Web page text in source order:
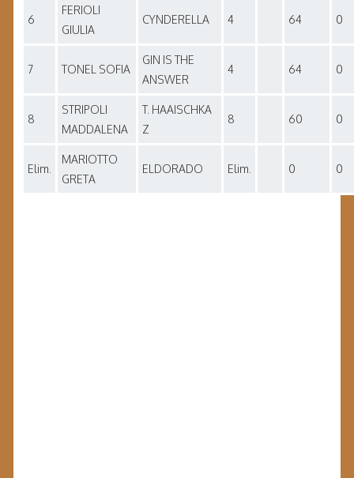
6
FERIOLI
GIULIA
CYNDERELLA 4 64 0
7 TONEL SOFIA
GIN IS THE
ANSWER
4 64 0
8
STRIPOLI
MADDALENA
T. HAAISCHKA
Z
8 60 0
Elim.
MARIOTTO
GRETA
ELDORADO Elim. 0 0